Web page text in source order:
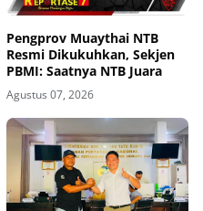
Pengprov Muaythai NTB
Resmi Dikukuhkan, Sekjen
PBMI: Saatnya NTB Juara
Agustus 07, 2026